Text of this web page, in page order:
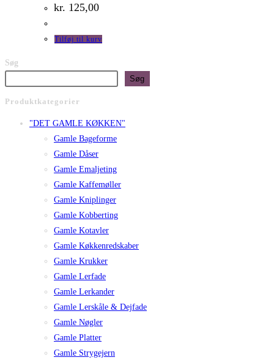
kr. 125,00
Tilføj til kurv
Søg
Søg
Produktkategorier
"DET GAMLE KØKKEN"
Gamle Bageforme
Gamle Dåser
Gamle Emaljeting
Gamle Kaffemøller
Gamle Kniplinger
Gamle Kobberting
Gamle Kotavler
Gamle Køkkenredskaber
Gamle Krukker
Gamle Lerfade
Gamle Lerkander
Gamle Lerskåle & Dejfade
Gamle Nøgler
Gamle Platter
Gamle Strygejern